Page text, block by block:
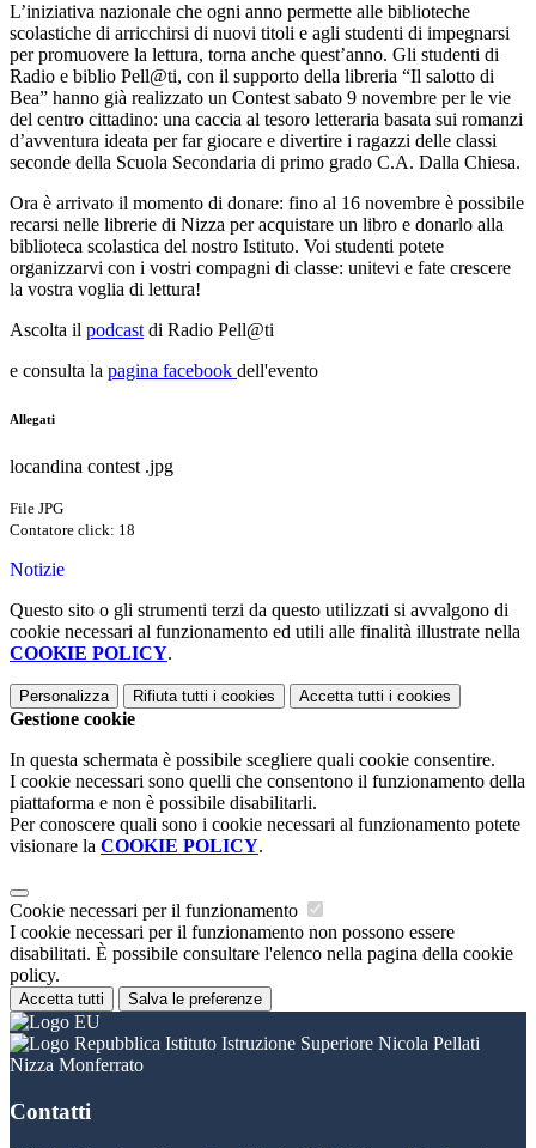
L’iniziativa nazionale che ogni anno permette alle biblioteche
scolastiche di arricchirsi di nuovi titoli e agli studenti di impegnarsi
per promuovere la lettura, torna anche quest’anno. Gli studenti di
Radio e biblio Pell@ti, con il supporto della libreria “Il salotto di
Bea” hanno già realizzato un Contest sabato 9 novembre per le vie
del centro cittadino: una caccia al tesoro letteraria basata sui romanzi
d’avventura ideata per far giocare e divertire i ragazzi delle classi
seconde della Scuola Secondaria di primo grado C.A. Dalla Chiesa.
Ora è arrivato il momento di donare: fino al 16 novembre è possibile
recarsi nelle librerie di Nizza per acquistare un libro e donarlo alla
biblioteca scolastica del nostro Istituto. Voi studenti potete
organizzarvi con i vostri compagni di classe: unitevi e fate crescere
la vostra voglia di lettura!
Ascolta il podcast di Radio Pell@ti
e consulta la pagina facebook dell'evento
Allegati
locandina contest .jpg
File JPG
Contatore click: 18
Notizie
Questo sito o gli strumenti terzi da questo utilizzati si avvalgono di
cookie necessari al funzionamento ed utili alle finalità illustrate nella
COOKIE POLICY.
Personalizza Rifiuta tutti i cookies Accetta tutti i cookies
Gestione cookie
In questa schermata è possibile scegliere quali cookie consentire.
I cookie necessari sono quelli che consentono il funzionamento della
piattaforma e non è possibile disabilitarli.
Per conoscere quali sono i cookie necessari al funzionamento potete
visionare la COOKIE POLICY.
Cookie necessari per il funzionamento
I cookie necessari per il funzionamento non possono essere
disabilitati. È possibile consultare l'elenco nella pagina della cookie
policy.
Accetta tutti Salva le preferenze
Istituto Istruzione Superiore Nicola Pellati
Nizza Monferrato
Contatti